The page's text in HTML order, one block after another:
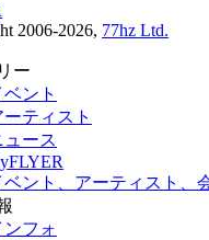
2006-2026, 77hz Ltd.
ー
ベント
ーティスト
ュース
ベント、アーティスト、
ンフォ